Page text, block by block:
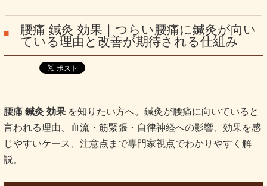
腰痛 鍼灸 効果｜つらい腰痛に鍼灸が向い
ている理由と改善が期待される仕組み
腰痛 鍼灸 効果 を知りたい方へ。鍼灸が腰痛に向いていると
言われる理由、血流・筋緊張・自律神経への影響、効果を感
じやすいケース、注意点まで専門家視点でわかりやすく解
説。